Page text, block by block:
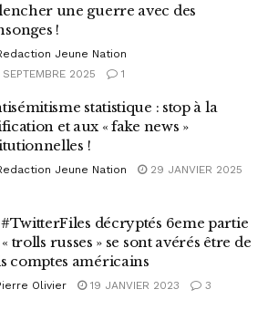
une guerre avec des
!
Jeune Nation
2025
1
statistique : stop à la
et aux « fake news »
!
Jeune Nation
29 JANVIER 2025
décryptés 6eme partie
« trolls russes » se sont avérés être de
comptes américains
Olivier 19 JANVIER 2023 3